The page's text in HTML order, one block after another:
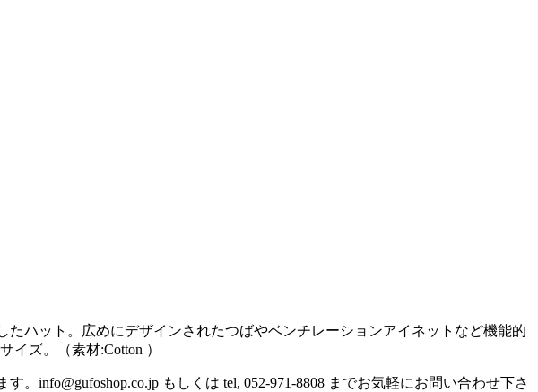
ハット。
広めにデザインされたつばやベンチレーションアイネットなど機能的
イズ。 （素材:Cotton ）
。 info@gufoshop.co.jp もしくは tel, 052-971-8808 までお気軽にお問い合わせ下さ